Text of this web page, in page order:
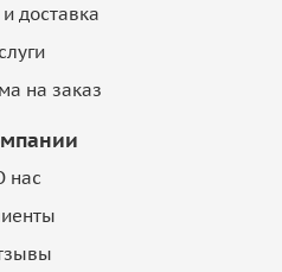
доставка
на заказ
нас